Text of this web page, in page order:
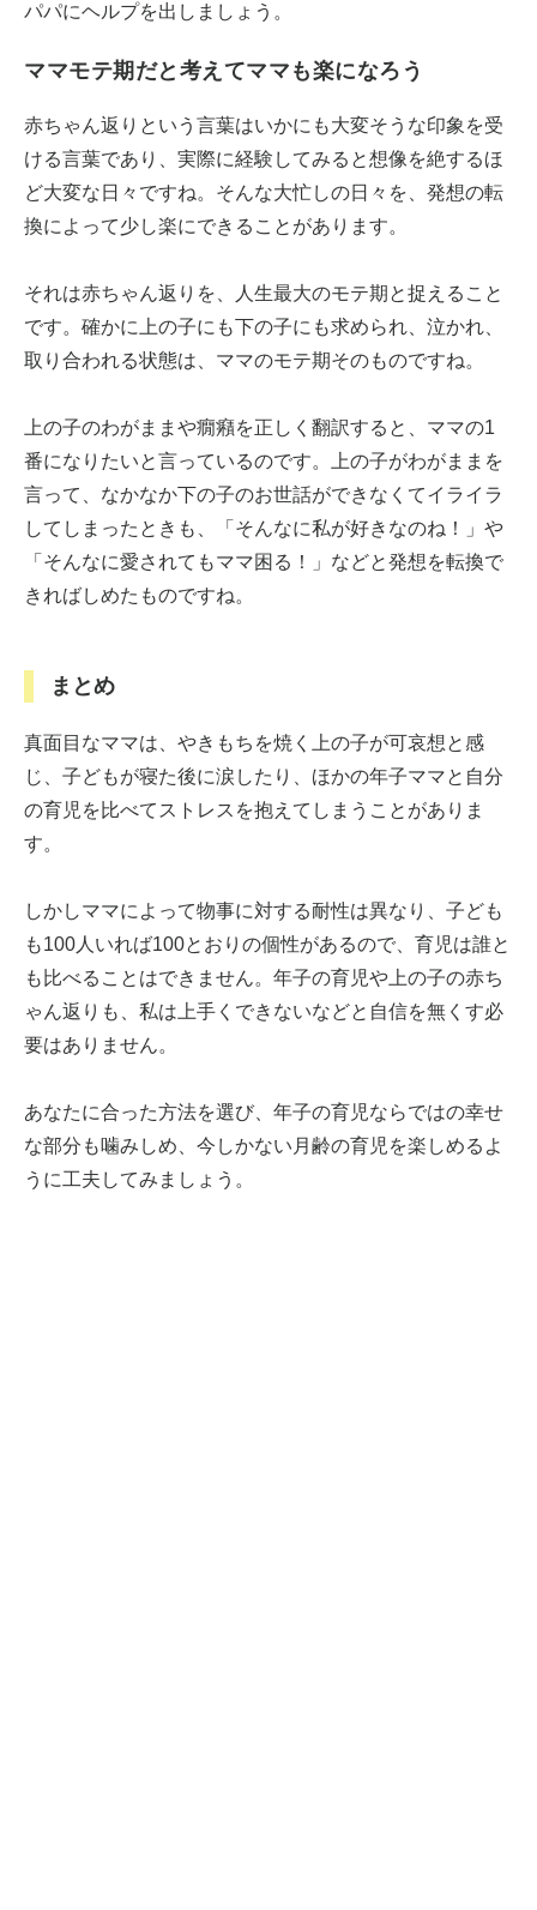
パパにヘルプを出しましょう。
ママモテ期だと考えてママも楽になろう
赤ちゃん返りという言葉はいかにも大変そうな印象を受
ける言葉であり、実際に経験してみると想像を絶するほ
ど大変な日々ですね。そんな大忙しの日々を、発想の転
換によって少し楽にできることがあります。
それは赤ちゃん返りを、人生最大のモテ期と捉えること
です。確かに上の子にも下の子にも求められ、泣かれ、
取り合われる状態は、ママのモテ期そのものですね。
上の子のわがままや癇癪を正しく翻訳すると、ママの1
番になりたいと言っているのです。上の子がわがままを
言って、なかなか下の子のお世話ができなくてイライラ
してしまったときも、「そんなに私が好きなのね！」や
「そんなに愛されてもママ困る！」などと発想を転換で
きればしめたものですね。
まとめ
真面目なママは、やきもちを焼く上の子が可哀想と感
じ、子どもが寝た後に涙したり、ほかの年子ママと自分
の育児を比べてストレスを抱えてしまうことがありま
す。
しかしママによって物事に対する耐性は異なり、子ども
も100人いれば100とおりの個性があるので、育児は誰と
も比べることはできません。年子の育児や上の子の赤ち
ゃん返りも、私は上手くできないなどと自信を無くす必
要はありません。
あなたに合った方法を選び、年子の育児ならではの幸せ
な部分も噛みしめ、今しかない月齢の育児を楽しめるよ
うに工夫してみましょう。